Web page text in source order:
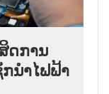
ດການ
ນຳໄຟຟ້າ